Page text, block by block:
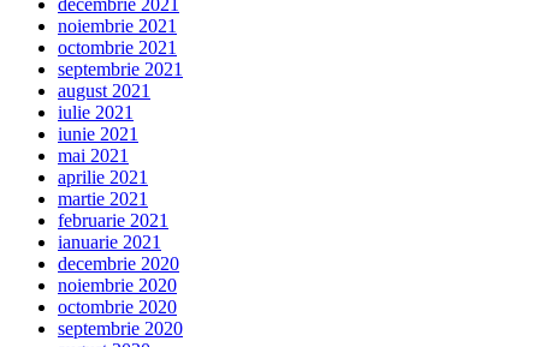
decembrie 2021
noiembrie 2021
octombrie 2021
septembrie 2021
august 2021
iulie 2021
iunie 2021
mai 2021
aprilie 2021
martie 2021
februarie 2021
ianuarie 2021
decembrie 2020
noiembrie 2020
octombrie 2020
septembrie 2020